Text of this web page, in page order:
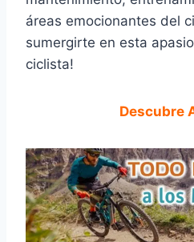
áreas emocionantes del
sumergirte en esta
ciclista!
Descubre